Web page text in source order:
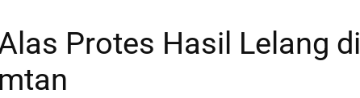
Protes Hasil Lelang di